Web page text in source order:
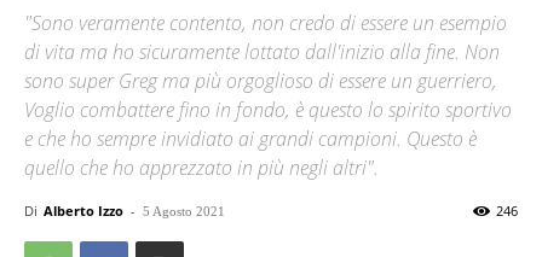
"Sono veramente contento, non credo di essere un esempio
di vita ma ho sicuramente lottato dall'inizio alla fine. Non
sono super Greg ma più orgoglioso di essere un guerriero,
Voglio combattere fino in fondo, è questo lo spirito sportivo
e che ho sempre invidiato ai grandi campioni. Questo è
quello che ho apprezzato in più negli altri".
Di Alberto Izzo - 5 Agosto 2021 246